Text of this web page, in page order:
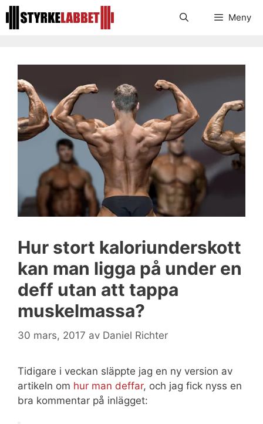
Hoppa
till
Meny
Hur stort kaloriunderskott
kan man ligga på under en
deff utan att tappa
muskelmassa?
30 mars, 2017 av Daniel Richter
Tidigare i veckan släppte jag en ny version av
artikeln om hur man deffar, och jag fick nyss en
bra kommentar på inlägget: